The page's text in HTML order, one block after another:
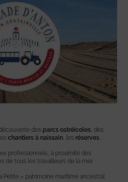
des parcs ostréicoles , des
chantiers à naissain , les réserves
professionnels, à proximité des
de tous les travailleurs de la mer.
» patrimoine maritime ancestral.